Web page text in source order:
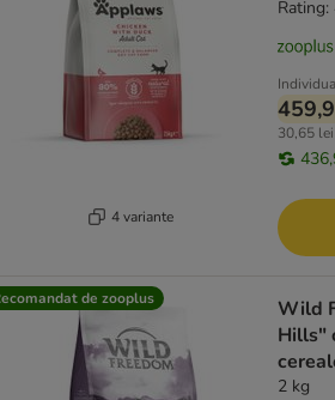
4 variante
30,65
Rating:
de zooplus
Wild
Hills"
2 kg